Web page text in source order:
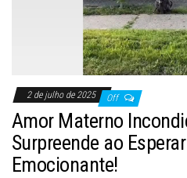
2 de julho de 2025 Off
Amor Materno
Surpreende ao
Emocionante!